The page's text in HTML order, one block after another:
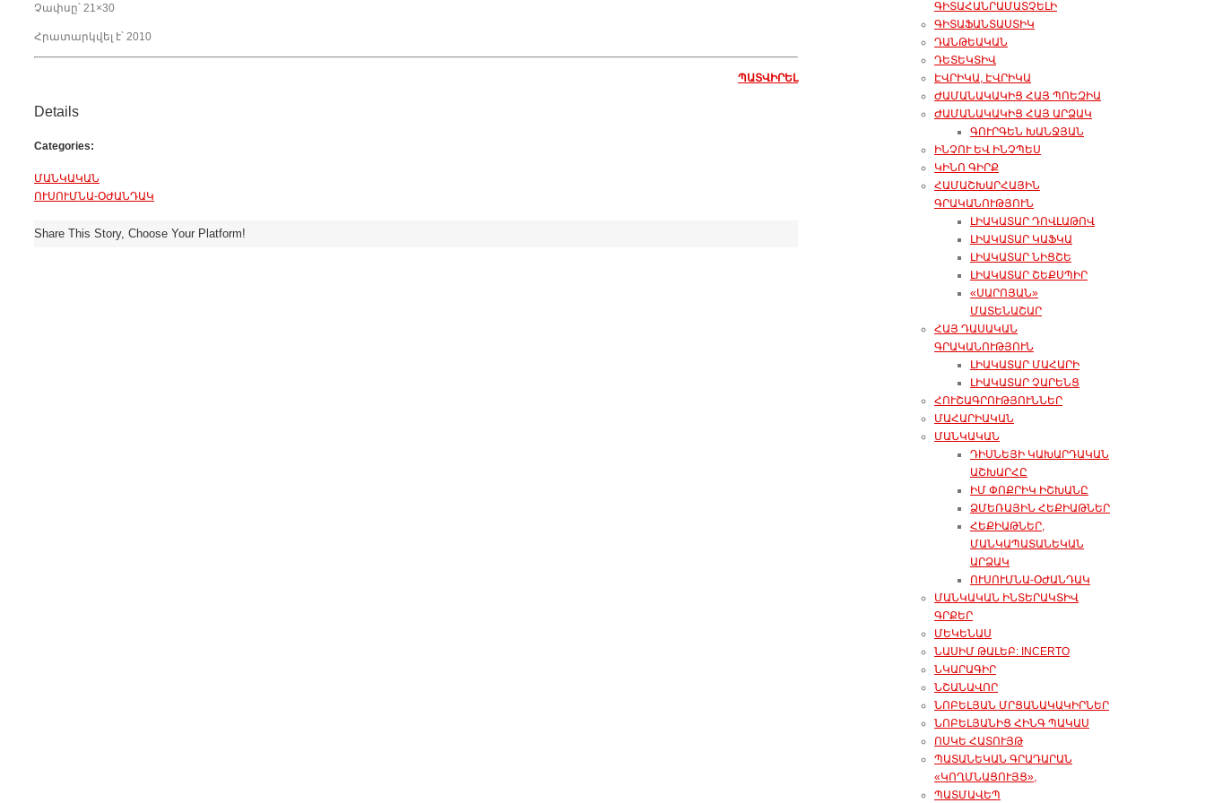
Չափսը՝ 21×30
Հրատարկվել է՝ 2010
ՊԱՏՎԻՐԵԼ
Details
Categories:
ՄԱՆԿԱԿԱՆ
ՈՒՍՈՒՄՆԱ-ՕԺԱՆԴԱԿ
Share This Story, Choose Your Platform!
ԳԻՏԱՀԱՆՐԱՄԱՏՉԵԼԻ
ԳԻՏԱՖԱՆՏԱՍՏԻԿ
ԴԱՆԹԵԱԿԱՆ
ԴԵՏԵԿՏԻՎ
ԷՎՐԻԿԱ, ԷՎՐԻԿԱ
ԺԱՄԱՆԱԿԱԿԻՑ ՀԱՅ ՊՈԵԶԻԱ
ԺԱՄԱՆԱԿԱԿԻՑ ՀԱՅ ԱՐՁԱԿ
ԳՈՒՐԳԵՆ ԽԱՆՋՅԱՆ
ԻՆՉՈՒ ԵՎ ԻՆՉՊԵՍ
ԿԻՆՈ ԳԻՐՔ
ՀԱՄԱՇԽԱՐՀԱՅԻՆ
ԳՐԱԿԱՆՈՒԹՅՈՒՆ
ԼԻԱԿԱՏԱՐ ԴՈՎԼԱԹՈՎ
ԼԻԱԿԱՏԱՐ ԿԱՖԿԱ
ԼԻԱԿԱՏԱՐ ՆԻՑՇԵ
ԼԻԱԿԱՏԱՐ ՇԵՔՍՊԻՐ
«ՍԱՐՈՅԱՆ»
ՄԱՏԵՆԱՇԱՐ
ՀԱՅ ԴԱՍԱԿԱՆ
ԳՐԱԿԱՆՈՒԹՅՈՒՆ
ԼԻԱԿԱՏԱՐ ՄԱՀԱՐԻ
ԼԻԱԿԱՏԱՐ ՉԱՐԵՆՑ
ՀՈՒՇԱԳՐՈՒԹՅՈՒՆՆԵՐ
ՄԱՀԱՐԻԱԿԱՆ
ՄԱՆԿԱԿԱՆ
ԴԻՍՆԵՅԻ ԿԱԽԱՐԴԱԿԱՆ
ԱՇԽԱՐՀԸ
ԻՄ ՓՈՔՐԻԿ ԻՇԽԱՆԸ
ՁՄԵՌԱՅԻՆ ՀԵՔԻԱԹՆԵՐ
ՀԵՔԻԱԹՆԵՐ,
ՄԱՆԿԱՊԱՏԱՆԵԿԱՆ
ԱՐՁԱԿ
ՈՒՍՈՒՄՆԱ-ՕԺԱՆԴԱԿ
ՄԱՆԿԱԿԱՆ ԻՆՏԵՐԱԿՏԻՎ
ԳՐՔԵՐ
ՄԵԿԵՆԱՍ
ՆԱՍԻՄ ԹԱԼԵԲ: INCERTO
ՆԿԱՐԱԳԻՐ
ՆՇԱՆԱՎՈՐ
ՆՈԲԵԼՅԱՆ ՄՐՑԱՆԱԿԱԿԻՐՆԵՐ
ՆՈԲԵԼՅԱՆԻՑ ՀԻՆԳ ՊԱԿԱՍ
ՈՍԿԵ ՀԱՏՈՒՅԹ
ՊԱՏԱՆԵԿԱՆ ԳՐԱԴԱՐԱՆ
«ԿՈՂՄՆԱՑՈՒՅՑ»,
ՊԱՏՄԱՎԵՊ